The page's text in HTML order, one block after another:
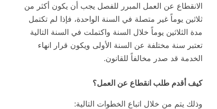
الانقطاع عن العمل المبرر للفصل يجب أن يكون أكثر من
ثلاثين يوماً غير متصلة في السنة الواحدة، فإذا لم تكتمل
مدة الثلاثين يوماً خلال السنة واكتملت في السنة التالية
تعتبر سنة مختلفة عن السنة الأولى ويكون قرار انهاء
الخدمة قد صدر مخالفاً للقانون.
كيف أقدم طلب انقطاع عن العمل؟
وذلك يتم من خلال اتباع الخطوات التالية: